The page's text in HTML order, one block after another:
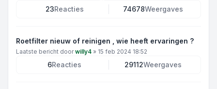
23Reacties 74678Weergaves
Roetfilter nieuw of reinigen , wie heeft ervaringen ?
Laatste bericht doorwilly4 » 15 feb 2024 18:52
6Reacties 29112Weergaves